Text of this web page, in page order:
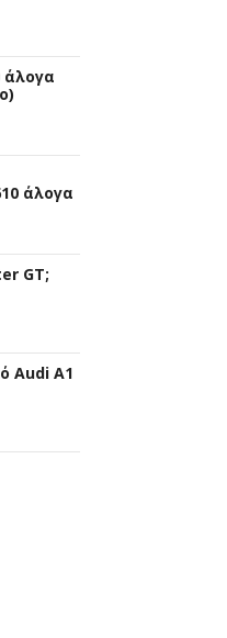
άλογα
άλογα
GT;
Audi A1